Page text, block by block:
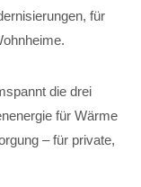
für
die drei
für Wärme
– für private,